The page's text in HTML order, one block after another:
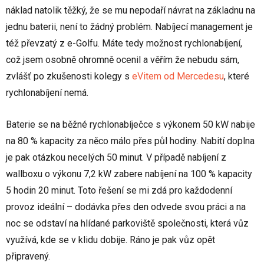
náklad natolik těžký, že se mu nepodaří návrat na základnu na
jednu baterii, není to žádný problém. Nabíjecí management je
též převzatý z e-Golfu. Máte tedy možnost rychlonabíjení,
což jsem osobně ohromně ocenil a věřím že nebudu sám,
zvlášť po zkušenosti kolegy s eVitem od Mercedesu, které
rychlonabíjení nemá.
Baterie se na běžné rychlonabíječce s výkonem 50 kW nabije
na 80 % kapacity za něco málo přes půl hodiny. Nabití doplna
je pak otázkou necelých 50 minut. V případě nabíjení z
wallboxu o výkonu 7,2 kW zabere nabíjení na 100 % kapacity
5 hodin 20 minut. Toto řešení se mi zdá pro každodenní
provoz ideální – dodávka přes den odvede svou práci a na
noc se odstaví na hlídané parkoviště společnosti, která vůz
využívá, kde se v klidu dobije. Ráno je pak vůz opět
připravený.